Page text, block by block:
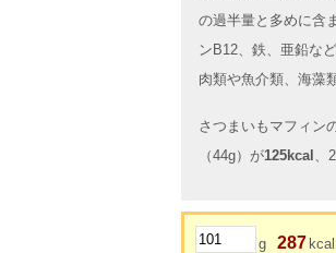
の過半量と多めに含
ンB12、鉄、亜鉛な
肉類や魚介類、海藻
さつまいもマフィン
（44g）が125kcal 、
g 287 kcal